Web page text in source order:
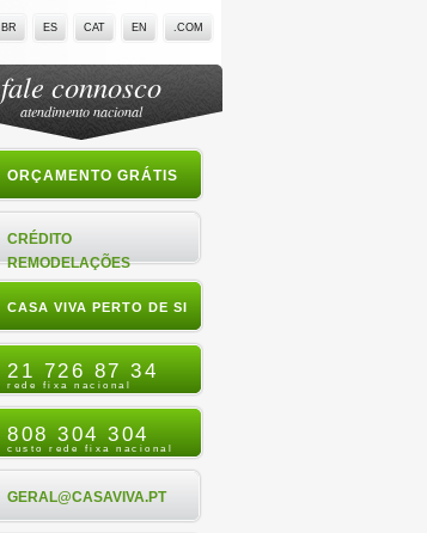
BR ES CAT EN .COM
fale connosco
atendimento nacional
ORÇAMENTO GRÁTIS
CRÉDITO
REMODELAÇÕES
CASA VIVA PERTO DE SI
21 726 87 34
rede fixa nacional
808 304 304
custo rede fixa nacional
GERAL@CASAVIVA.PT